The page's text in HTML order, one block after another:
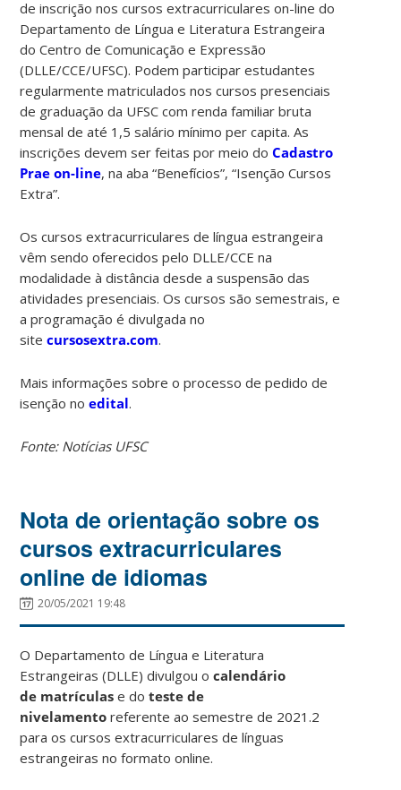
de inscrição nos cursos extracurriculares on-line do
Departamento de Língua e Literatura Estrangeira
do Centro de Comunicação e Expressão
(DLLE/CCE/UFSC). Podem participar estudantes
regularmente matriculados nos cursos presenciais
de graduação da UFSC com renda familiar bruta
mensal de até 1,5 salário mínimo per capita. As
inscrições devem ser feitas por meio doCadastro
Prae on-line, na aba “Benefícios”, “Isenção Cursos
Extra”.
Os cursos extracurriculares de língua estrangeira
vêm sendo oferecidos pelo DLLE/CCE na
modalidade à distância desde a suspensão das
atividades presenciais. Os cursos são semestrais, e
a programação é divulgada no
sitecursosextra.com.
Mais informações sobre o processo de pedido de
isenção noedital.
Fonte: Notícias UFSC
Nota de orientação sobre os
cursos extracurriculares
online de idiomas
20/05/2021 19:48
O Departamento de Língua e Literatura
Estrangeiras (DLLE) divulgou ocalendário
de matrículas e doteste de
nivelamento referente ao semestre de 2021.2
para os cursos extracurriculares de línguas
estrangeiras no formato online.